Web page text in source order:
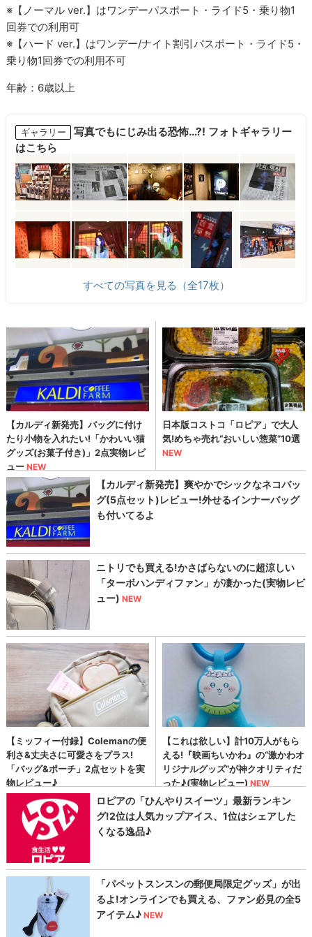
※【ノーマル ver.】はワンデーパスポート・ライド5・乗り物1
回券での利用可
※【ハード ver.】はワンデー/ナイト割引パスポート・ライド5・
乗り物1回券での利用不可
年齢：6歳以上
ギャラリー
写真でもにじみ出る恐怖…?! フォトギャラリー
はこちら
すべての写真を見る（全17枚）